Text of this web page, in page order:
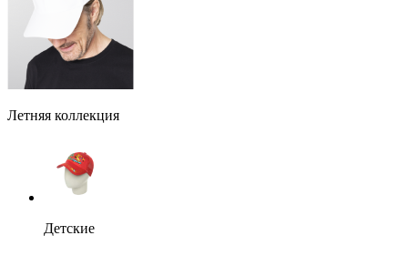
Летняя коллекция
Детские